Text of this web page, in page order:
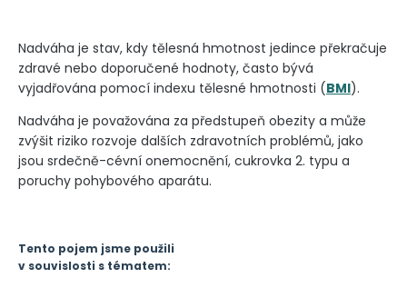
Tento pojem jsme použili
v souvislosti s tématem:
Nadváha je stav, kdy tělesná hmotnost jedince překračuje
zdravé nebo doporučené hodnoty, často bývá
vyjadřována pomocí indexu tělesné hmotnosti (BMI).
Nadváha je považována za předstupeň obezity a může
zvýšit riziko rozvoje dalších zdravotních problémů, jako
jsou srdečně-cévní onemocnění, cukrovka 2. typu a
poruchy pohybového aparátu.